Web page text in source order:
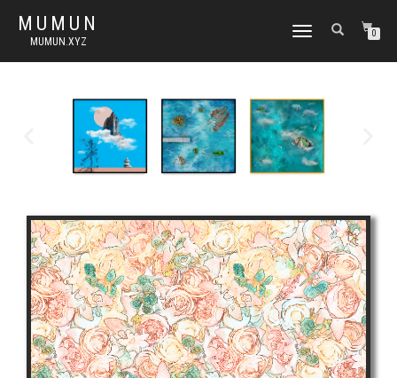
MUMUN
MUMUN.XYZ
토
내
게
이
션
0